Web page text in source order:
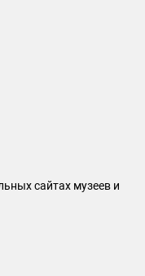
сайтах музеев и